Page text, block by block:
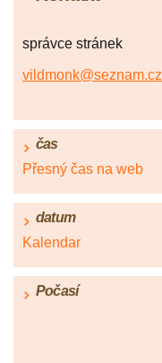
správce stránek
vildmonk@seznam.cz
čas
Přesný čas na web
datum
Kalendar
Počasí